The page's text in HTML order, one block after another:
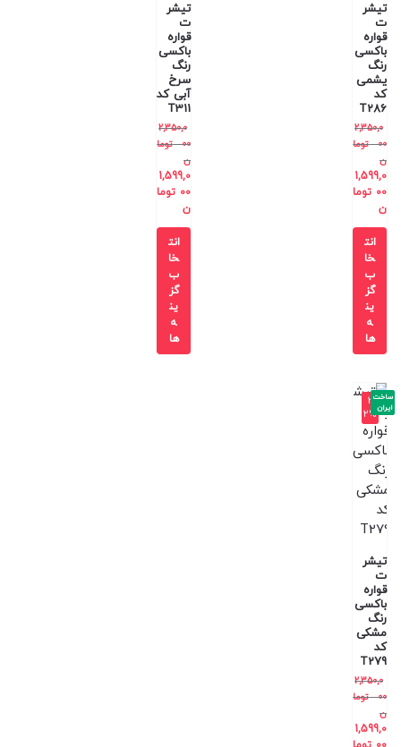
تیشر
ت
قواره
باکسی
رنگ
یشمی
کد
T286
2,350,0
00
توما
ن
1,599,0
00 توما
ن
انت
خا
ب
گز
ین
ه
ها
تیشر
ت
قواره
باکسی
رنگ
سرخ
آبی کد
T311
2,350,0
00
توما
ن
1,599,0
00 توما
ن
انت
خا
ب
گز
ین
ه
ها
-3
2%
تیشر
ت
قواره
باکسی
رنگ
مشکی
کد
T279
2,350,0
00
توما
ن
1,599,0
ساخت
ایران